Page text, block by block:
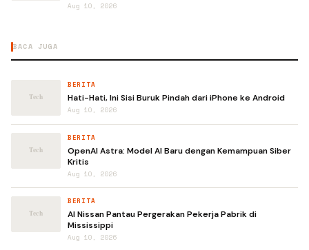
Aug 10, 2026
BACA JUGA
BERITA
Hati-Hati, Ini Sisi Buruk Pindah dari iPhone ke Android
Aug 10, 2026
BERITA
OpenAI Astra: Model AI Baru dengan Kemampuan Siber
Kritis
Aug 10, 2026
BERITA
AI Nissan Pantau Pergerakan Pekerja Pabrik di
Mississippi
Aug 10, 2026